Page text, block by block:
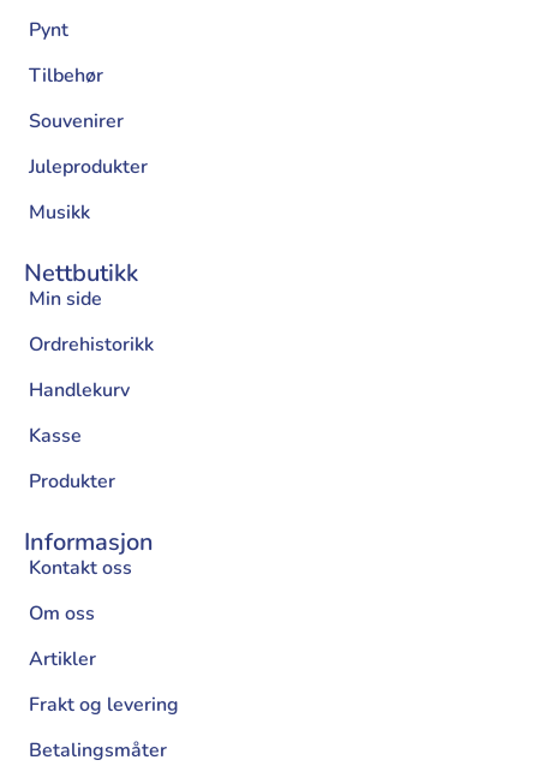
Pynt
Tilbehør
Souvenirer
Juleprodukter
Musikk
Nettbutikk
Min side
Ordrehistorikk
Handlekurv
Kasse
Produkter
Informasjon
Kontakt oss
Om oss
Artikler
Frakt og levering
Betalingsmåter